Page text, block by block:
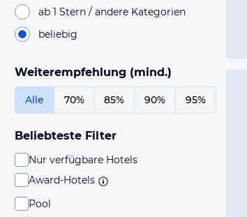
ab 1 Stern / andere Kategorien
beliebig
Weiterempfehlung (mind.)
Alle 70% 85% 90% 95%
Beliebteste Filter
Nur verfügbare Hotels
Award-Hotels
Pool